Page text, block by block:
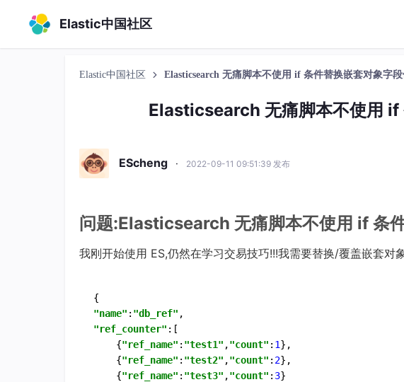
Elastic中国社区
Elastic中国社区 Elasticsearch 无痛脚本不使用 if 条件替换嵌套对象字
Elasticsearch 无痛脚本不使用 if
EScheng · 2022-09-11 09:51:39 发布
问题:Elasticsearch 无痛脚本不使用 if 条
我刚开始使用 ES,仍然在学习交易技巧!!!我需要替换/覆盖嵌套对
"name" : "db_ref"
"ref_counter" :[
    {
"ref_name" : "test1" ,"count" : 1},
    {
"ref_name" : "test2" ,"count" : 2},
    {
"ref_name" : "test3" ,"count" : 3}